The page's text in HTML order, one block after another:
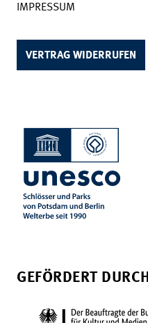
IMPRESSUM
VERTRAG WIDERRUFEN
GEFÖRDERT DURCH